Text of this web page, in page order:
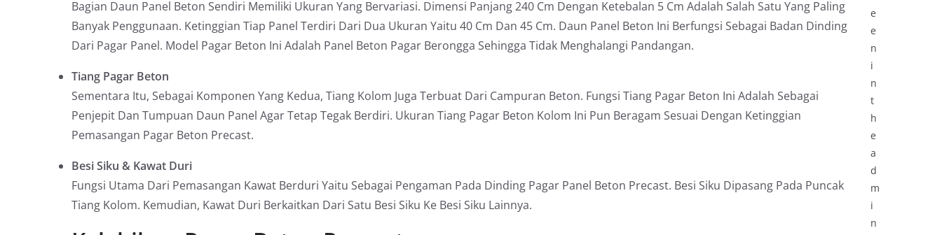
Bagian Daun Panel Beton Sendiri Memiliki Ukuran Yang Bervariasi. Dimensi Panjang 240 Cm Dengan Ketebalan 5 Cm Adalah Salah Satu Yang Paling
Banyak Penggunaan. Ketinggian Tiap Panel Terdiri Dari Dua Ukuran Yaitu 40 Cm Dan 45 Cm. Daun Panel Beton Ini Berfungsi Sebagai Badan Dinding
Dari Pagar Panel. Model Pagar Beton Ini Adalah Panel Beton Pagar Berongga Sehingga Tidak Menghalangi Pandangan.
Tiang Pagar Beton
Sementara Itu, Sebagai Komponen Yang Kedua, Tiang Kolom Juga Terbuat Dari Campuran Beton. Fungsi Tiang Pagar Beton Ini Adalah Sebagai
Penjepit Dan Tumpuan Daun Panel Agar Tetap Tegak Berdiri. Ukuran Tiang Pagar Beton Kolom Ini Pun Beragam Sesuai Dengan Ketinggian
Pemasangan Pagar Beton Precast.
Besi Siku & Kawat Duri
Fungsi Utama Dari Pemasangan Kawat Berduri Yaitu Sebagai Pengaman Pada Dinding Pagar Panel Beton Precast. Besi Siku Dipasang Pada Puncak
Tiang Kolom. Kemudian, Kawat Duri Berkaitkan Dari Satu Besi Siku Ke Besi Siku Lainnya.
e
e
n
i
n
t
h
e
a
d
m
i
n